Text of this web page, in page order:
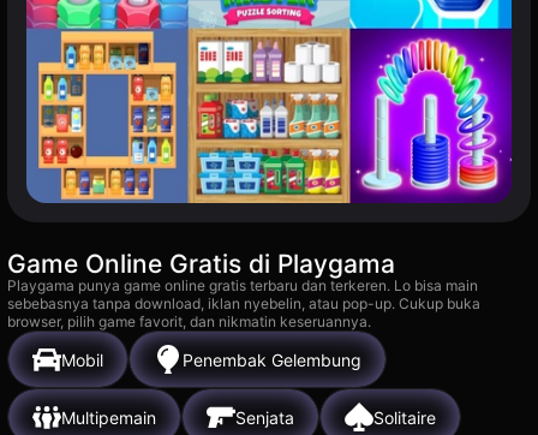
Game Online Gratis di Playgama
Playgama punya game online gratis terbaru dan terkeren. Lo bisa main
sebebasnya tanpa download, iklan nyebelin, atau pop-up. Cukup buka
browser, pilih game favorit, dan nikmatin keseruannya.
Mobil Penembak Gelembung
Multipemain Senjata Solitaire